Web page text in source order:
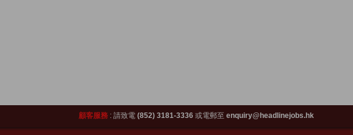
顧客服務 : 請致電 (852) 3181-3336 或電郵至 enquiry@headlinejobs.hk